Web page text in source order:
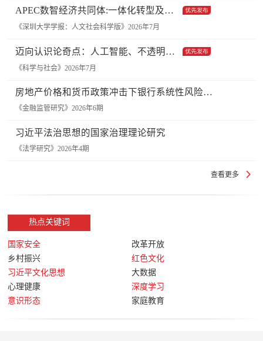
APEC数智经济共同体:一体化转型及制度安排
《深圳大学学报：人文社会科学版》2026年7月
迈向认识论奇点：人工智能、不透明性与科学发现的新规范
《科学与社会》2026年7月
房地产价格和货币政策冲击下银行系统性风险的渠道研究
《金融监管研究》2026年6期
习近平法治思想的国家治理理论研究
《法学研究》2026年4期
查看更多
热点关键词
国家安全
改革开放
乡村振兴
红色文化
习近平文化思想
大数据
心理健康
深度学习
意识形态
家庭教育